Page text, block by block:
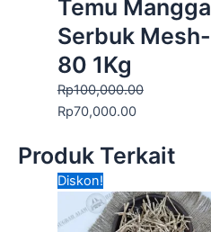
Temu Mangga
Serbuk Mesh-
80 1Kg
Rp100,000.00
Rp70,000.00
Produk Terkait
Diskon!
Harga
aslinya
adalah:
saat
ini